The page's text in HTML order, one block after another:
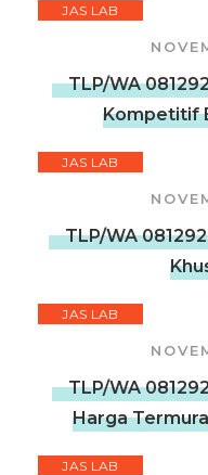
JAS LAB
TLP/WA
Kompetitif
JAS LAB
TLP/WA
JAS LAB
TLP/WA
Harga
JAS LAB